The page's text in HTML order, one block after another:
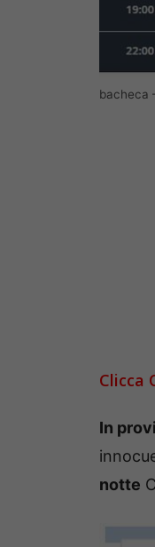
bacheca
Clicca
In
notte